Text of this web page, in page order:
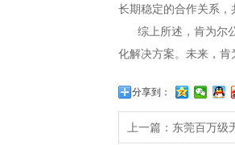
长期稳定的合作关系，
综上所述，肯为尔公
化解决方案。未来，肯
分享到：
上一篇：东莞百万级